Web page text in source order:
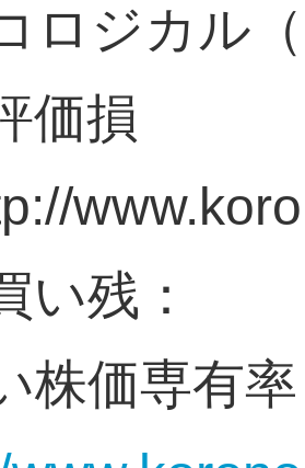
ロジカル
価損
い残：
株価専有